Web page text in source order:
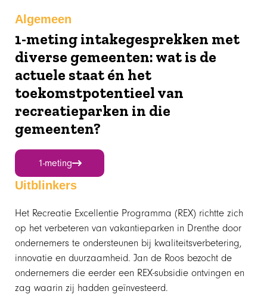
Uitblinkers
Het Recreatie Excellentie Programma (REX) richtte zich
op het verbeteren van vakantieparken in Drenthe door
ondernemers te ondersteunen bij kwaliteitsverbetering,
innovatie en duurzaamheid. Jan de Roos bezocht de
ondernemers die eerder een REX-subsidie ontvingen en
zag waarin zij hadden geïnvesteerd.
Algemeen
1-meting intakegesprekken met
diverse gemeenten: wat is de
actuele staat én het
toekomstpotentieel van
recreatieparken in die
gemeenten?
1-meting